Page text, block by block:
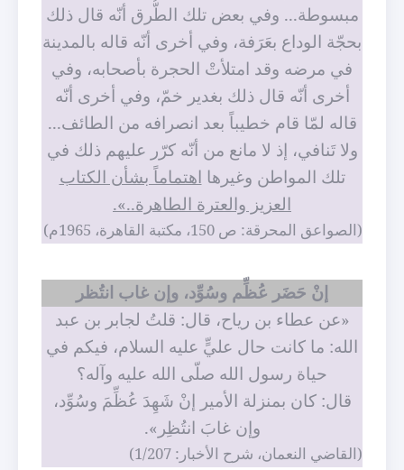
مبسوطة... وفي بعض تلك الطُّرق أنّه قال ذلك
بحجّة الوداع بعَرَفة، وفي أخرى أنّه قاله بالمدينة
في مرضه وقد امتلأتْ الحجرة بأصحابه، وفي
أخرى أنّه قال ذلك بغدير خمّ، وفي أخرى أنّه
قاله لمّا قام خطيباً بعد انصرافه من الطائف...
ولا تَنافي، إذ لا مانع من أنّه كرّر عليهم ذلك في
تلك المواطن وغيرها اهتماماً بشأن الكتاب
العزيز والعترة الطاهرة..».
(الصواعق المحرقة: ص 150، مكتبة القاهرة، 1965م)
إنْ حَضَر عُظِّم وسُوِّد، وإن غاب انتُظر
«عن عطاء بن رياح، قال: قلتُ لجابر بن عبد
الله: ما كانت حال عليٍّ عليه السلام، فيكم في
حياة رسول الله صلّى الله عليه وآله؟
قال: كان بمنزلة الأمير إنْ شَهِدَ عُظِّمَ وسُوِّد،
وإن غابَ انتُظِر».
(القاضي النعمان، شرح الأخبار: 1/207)